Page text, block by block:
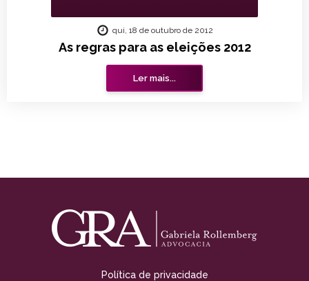
As regras para as eleições 2012
qui, 18 de outubro de 2012
Ler mais...
Política de privacidade